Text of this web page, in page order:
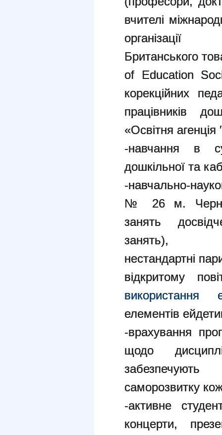
вчителі
організації
Британського
of Education
корекційних
працівників
«Освітня
-навчання в
дошкільної та
-навчально-
№ 26 м.
занять
занять),
нестандартні
відкритому
використання
елементів
-врахування
щодо
забезпечують
саморозвитку
-активне
концерти,